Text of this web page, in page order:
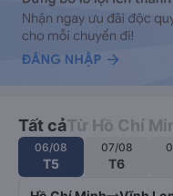
Tất cảTừ Hồ Chí
06/08
T5
07/08
T6